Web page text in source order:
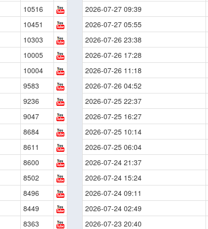
10516
10451
10303
10005
10004
9583
9236
9047
8684
8611
8600
8502
8496
8449
8363
2026-07-27 09:39
2026-07-27 05:55
2026-07-26 23:38
2026-07-26 17:28
2026-07-26 11:18
2026-07-26 04:52
2026-07-25 22:37
2026-07-25 16:27
2026-07-25 10:14
2026-07-25 06:04
2026-07-24 21:37
2026-07-24 15:24
2026-07-24 09:11
2026-07-24 02:49
2026-07-23 20:40